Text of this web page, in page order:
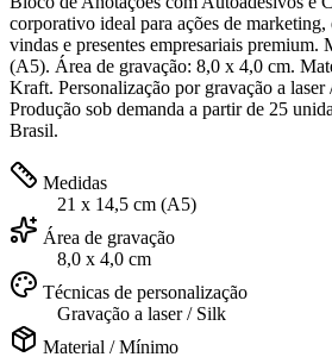
corporativo ideal para ações de marketing,
vindas e presentes empresariais premium.
(A5). Área de gravação: 8,0 x 4,0 cm.
Kraft. Personalização por gravação a
Produção sob demanda a partir de 25
Brasil.
Medidas
21 x 14,5 cm (A5)
Área de gravação
8,0 x 4,0 cm
Técnicas de personalização
Gravação a laser / Silk
Material / Mínimo